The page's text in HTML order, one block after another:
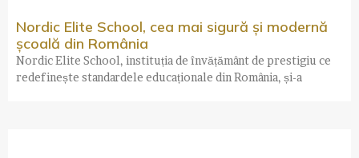
Nordic Elite School, cea mai sigură și modernă
școală din România
Nordic Elite School, instituția de învățământ de prestigiu ce
redefinește standardele educaționale din România, și-a